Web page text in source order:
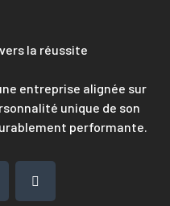
la réussite
entreprise alignée sur
unique de son
performante.